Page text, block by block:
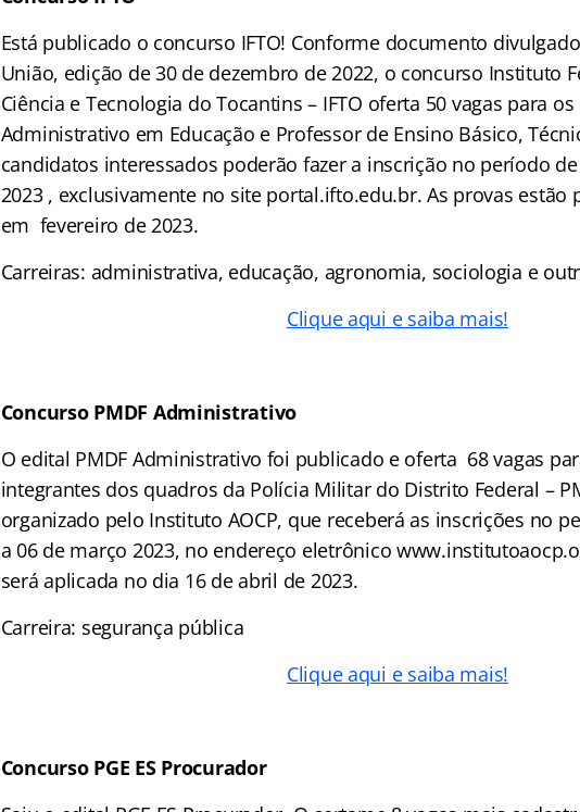
Está publicado o concurso IFTO! Conforme documento
União, edição de 30 de dezembro de 2022, o concurso Instituto
Ciência e Tecnologia do Tocantins – IFTO oferta 50 vagas para
Administrativo em Educação e Professor de Ensino Básico,
candidatos interessados poderão fazer a inscrição no período
2023 , exclusivamente no site portal.ifto.edu.br. As provas estão
em fevereiro de 2023.
Carreiras: administrativa, educação, agronomia, sociologia e
Clique aqui e saiba mais!
Concurso PMDF Administrativo
O edital PMDF Administrativo foi publicado e oferta 68 vagas
integrantes dos quadros da Polícia Militar do Distrito Federal –
organizado pelo Instituto AOCP, que receberá as inscrições no
a 06 de março 2023, no endereço eletrônico
será aplicada no dia 16 de abril de 2023.
Carreira: segurança pública
Clique aqui e saiba mais!
Concurso PGE ES Procurador